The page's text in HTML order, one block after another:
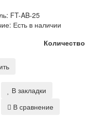
FT-AB-25
Есть в наличии
Количество
В закладки
В сравнение